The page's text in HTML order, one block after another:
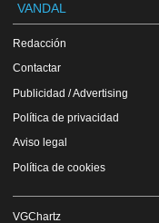
VANDAL
Redacción
Contactar
Publicidad / Advertising
Política de privacidad
Aviso legal
Política de cookies
VGChartz